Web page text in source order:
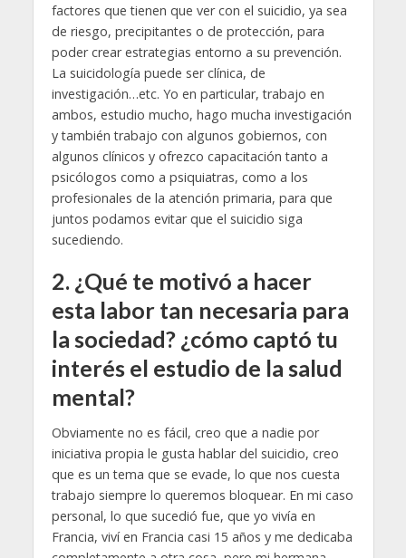
factores que tienen que ver con el suicidio, ya sea
de riesgo, precipitantes o de protección, para
poder crear estrategias entorno a su prevención.
La suicidología puede ser clínica, de
investigación…etc. Yo en particular, trabajo en
ambos, estudio mucho, hago mucha investigación
y también trabajo con algunos gobiernos, con
algunos clínicos y ofrezco capacitación tanto a
psicólogos como a psiquiatras, como a los
profesionales de la atención primaria, para que
juntos podamos evitar que el suicidio siga
sucediendo.
2. ¿Qué te motivó a hacer
esta labor tan necesaria para
la sociedad? ¿cómo captó tu
interés el estudio de la salud
mental?
Obviamente no es fácil, creo que a nadie por
iniciativa propia le gusta hablar del suicidio, creo
que es un tema que se evade, lo que nos cuesta
trabajo siempre lo queremos bloquear. En mi caso
personal, lo que sucedió fue, que yo vivía en
Francia, viví en Francia casi 15 años y me dedicaba